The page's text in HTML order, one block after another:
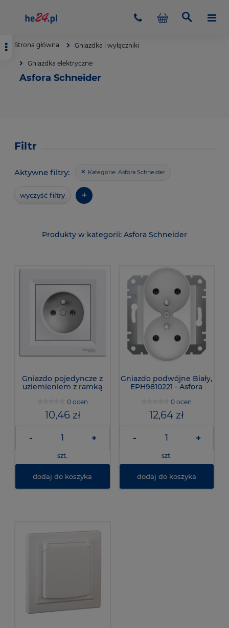
Strona główna Gniazdka i wyłączniki
Gniazdka elektryczne
Asfora Schneider
Filtr
Aktywne filtry: Kategorie: Asfora Schneider
wyczyść filtry +
Asfora Schneider
Gniazdo pojedyncze z
uziemieniem z ramką
0 ocen
10,46 zł
- +
szt.
dodaj do koszyka
Gniazdo podwójne Biały,
EPH9810221 - Asfora
0 ocen
12,64 zł
- +
szt.
dodaj do koszyka